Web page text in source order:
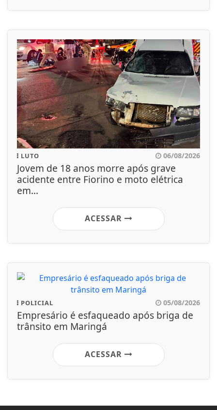
LUTO 06/08/2026
Jovem de 18 anos morre após grave
acidente entre Fiorino e moto elétrica
em...
ACESSAR
POLICIAL 05/08/2026
Empresário é esfaqueado após briga de
trânsito em Maringá
ACESSAR